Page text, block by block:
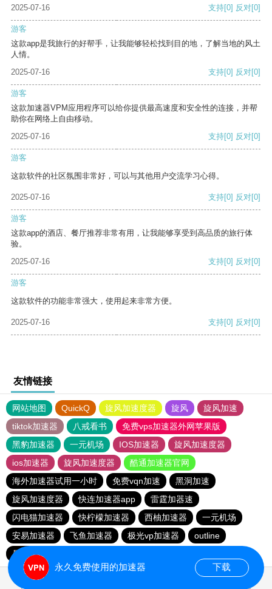
2025-07-16
支持[0] 反对[0]
游客
这款app是我旅行的好帮手，让我能够轻松找到目的地，了解当地的风土
人情。
2025-07-16
支持[0] 反对[0]
游客
这款加速器VPM应用程序可以给你提供最高速度和安全性的连接，并帮
助你在网络上自由移动。
2025-07-16
支持[0] 反对[0]
游客
这款软件的社区氛围非常好，可以与其他用户交流学习心得。
2025-07-16 支持[0] 反对[0]
游客
这款app的酒店、餐厅推荐非常有用，让我能够享受到高品质的旅行体
验。
2025-07-16
支持[0] 反对[0]
游客
这款软件的功能非常强大，使用起来非常方便。
2025-07-16 支持[0] 反对[0]
友情链接
网站地图 QuickQ 旋风加速度器 旋风
旋风加速
tiktok加速器
八戒看书
免费vps加速器外网苹果版
黑豹加速器
一元机场 IOS加速器
旋风加速度器
ios加速器
旋风加速度器
酷通加速器官网
海外加速器试用一小时
免费vqn加速
黑洞加速
旋风加速度器
快连加速器app
雷霆加器速
闪电猫加速器
快柠檬加速器 西柚加速器
一元机场
安易加速器
飞鱼加速器 极光vp加速器
outline
暴雪vp永久免费加速器下载官网
永久免费使用的加速器 下载